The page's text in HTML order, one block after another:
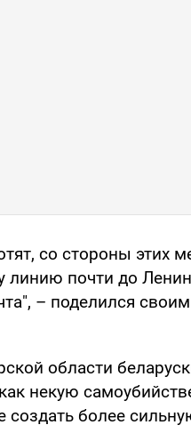
со стороны этих
линию почти до
– поделился
области
некую
создать более